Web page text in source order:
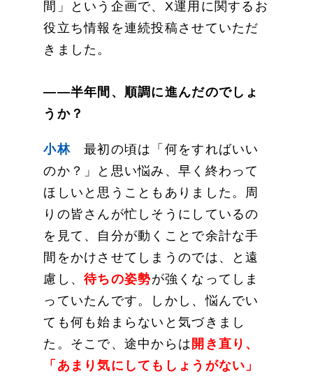
間」という企画で、X運用に関するお
役立ち情報を連続投稿させていただ
きました。
——半年間、順調に進んだのでしょ
うか？
小林最初の頃は「何をすればいい
のか？」と思い悩み、早く終わって
ほしいと思うこともありました。周
りの皆さんが忙しそうにしているの
を見て、自分が動くことで余計な手
間をかけさせてしまうのでは、と遠
慮し、待ちの姿勢が強くなってしま
っていたんです。しかし、悩んでい
ても何も始まらないと気づきまし
た。そこで、途中からは 開き直り、
「あまり気にしてもしょうがない」